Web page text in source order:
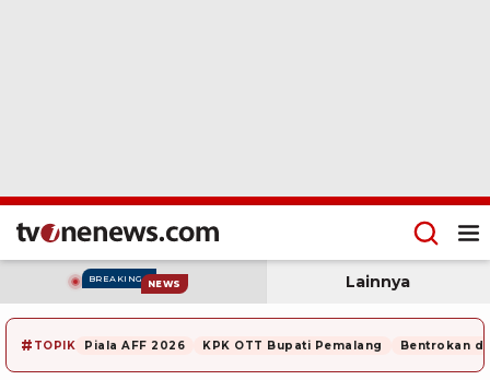
BREAKING NEWS Lainnya
# TOPIK Piala AFF 2026 KPK OTT Bupati Pemalang Bentrokan di